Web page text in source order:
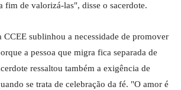
fim de valorizá-las", disse o sacerdote.
CCEE sublinhou a necessidade de promover
a pessoa que migra fica separada de
ressaltou também a exigência de
se trata de celebração da fé. "O amor é